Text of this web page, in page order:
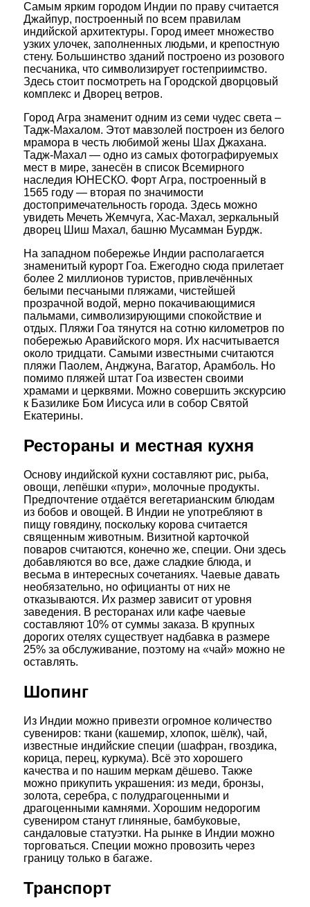
Самым ярким городом Индии по праву считается
Джайпур, построенный по всем правилам
индийской архитектуры. Город имеет множество
узких улочек, заполненных людьми, и крепостную
стену. Большинство зданий построено из розового
песчаника, что символизирует гостеприимство.
Здесь стоит посмотреть на Городской дворцовый
комплекс и Дворец ветров.
Город Агра знаменит одним из семи чудес света –
Тадж-Махалом. Этот мавзолей построен из белого
мрамора в честь любимой жены Шах Джахана.
Тадж-Махал — одно из самых фотографируемых
мест в мире, занесён в список Всемирного
наследия ЮНЕСКО. Форт Агра, построенный в
1565 году — вторая по значимости
достопримечательность города. Здесь можно
увидеть Мечеть Жемчуга, Хас-Махал, зеркальный
дворец Шиш Махал, башню Мусамман Бурдж.
На западном побережье Индии располагается
знаменитый курорт Гоа. Ежегодно сюда прилетает
более 2 миллионов туристов, привлечённых
белыми песчаными пляжами, чистейшей
прозрачной водой, мерно покачивающимися
пальмами, символизирующими спокойствие и
отдых. Пляжи Гоа тянутся на сотню километров по
побережью Аравийского моря. Их насчитывается
около тридцати. Самыми известными считаются
пляжи Паолем, Анджуна, Вагатор, Арамболь. Но
помимо пляжей штат Гоа известен своими
храмами и церквями. Можно совершить экскурсию
к Базилике Бом Иисуса или в собор Святой
Екатерины.
Рестораны и местная кухня
Основу индийской кухни составляют рис, рыба,
овощи, лепёшки «пури», молочные продукты.
Предпочтение отдаётся вегетарианским блюдам
из бобов и овощей. В Индии не употребляют в
пищу говядину, поскольку корова считается
священным животным. Визитной карточкой
поваров считаются, конечно же, специи. Они здесь
добавляются во все, даже сладкие блюда, и
весьма в интересных сочетаниях. Чаевые давать
необязательно, но официанты от них не
отказываются. Их размер зависит от уровня
заведения. В ресторанах или кафе чаевые
составляют 10% от суммы заказа. В крупных
дорогих отелях существует надбавка в размере
25% за обслуживание, поэтому на «чай» можно не
оставлять.
Шопинг
Из Индии можно привезти огромное количество
сувениров: ткани (кашемир, хлопок, шёлк), чай,
известные индийские специи (шафран, гвоздика,
корица, перец, куркума). Всё это хорошего
качества и по нашим меркам дёшево. Также
можно прикупить украшения: из меди, бронзы,
золота, серебра, с полудрагоценными и
драгоценными камнями. Хорошим недорогим
сувениром станут глиняные, бамбуковые,
сандаловые статуэтки. На рынке в Индии можно
торговаться. Специи можно провозить через
границу только в багаже.
Транспорт